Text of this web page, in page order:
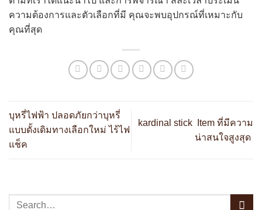
ความต้องการและตัวเลือกที่มี คุณจะพบอุปกรณ์ที่เหมาะกับ
คุณที่สุด
บุหรี่ไฟฟ้า ปลอดภัยกว่าบุหรี่
แบบดั้งเดิมทางเลือกใหม่ ไร้ไฟ
แช็ค
kardinal stick Item ที่มีความ
น่าสนใจสูงสุด